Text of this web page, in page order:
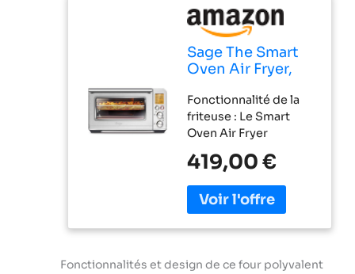
Sage The Smart
Oven Air Fryer,
Brossé
Fonctionnalité de la
friteuse : Le Smart
Oven Air Fryer
dédié à la cuisson à la
friteuse, qui permet
de réaliser des délices
croustillants sans
culpabilité, tels que
préférés de la famille
419,00 €
Fonctionnalités et design de ce four polyvalent